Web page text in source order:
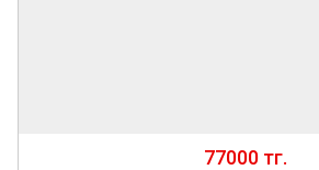
77000 тг.